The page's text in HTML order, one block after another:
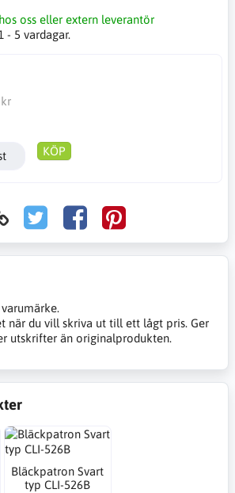
oss eller extern leverantör
- 5 vardagar.
KÖP
när du vill skriva ut till ett lågt pris. Ger
utskrifter än originalprodukten.
Bläckpatron Svart
typ CLI-526B